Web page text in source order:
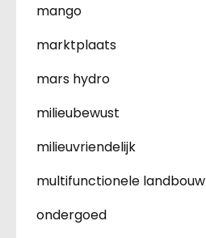
mango
marktplaats
mars hydro
milieubewust
milieuvriendelijk
multifunctionele landbouw
ondergoed